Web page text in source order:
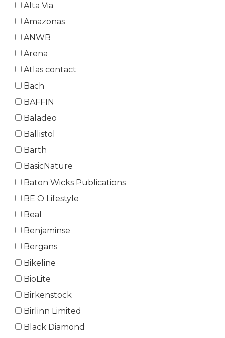
Alta Via
Amazonas
ANWB
Arena
Atlas contact
Bach
BAFFIN
Baladeo
Ballistol
Barth
BasicNature
Baton Wicks Publications
BE O Lifestyle
Beal
Benjaminse
Bergans
Bikeline
BioLite
Birkenstock
Birlinn Limited
Black Diamond